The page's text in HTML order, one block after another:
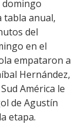
domingo
tabla anual,
del
en el
empataron a
Hernández,
América le
de Agustín
etapa.